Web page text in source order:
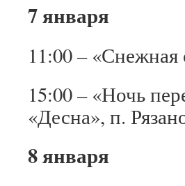
7 января
11:00 –
15:00 – «Ночь
«Десна», п.
8 января